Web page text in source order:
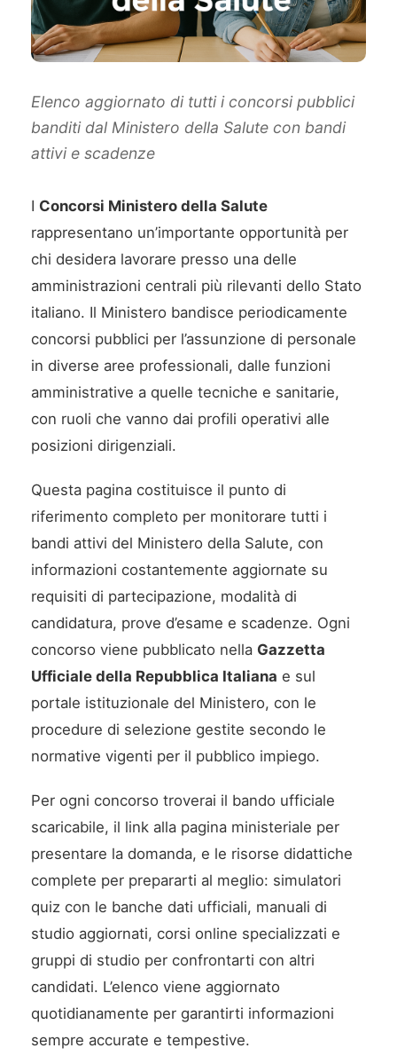
Elenco aggiornato di tutti i concorsi pubblici
banditi dal Ministero della Salute con bandi
attivi e scadenze
I Concorsi Ministero della Salute
rappresentano un’importante opportunità per
chi desidera lavorare presso una delle
amministrazioni centrali più rilevanti dello Stato
italiano. Il Ministero bandisce periodicamente
concorsi pubblici per l’assunzione di personale
in diverse aree professionali, dalle funzioni
amministrative a quelle tecniche e sanitarie,
con ruoli che vanno dai profili operativi alle
posizioni dirigenziali.
Questa pagina costituisce il punto di
riferimento completo per monitorare tutti i
bandi attivi del Ministero della Salute, con
informazioni costantemente aggiornate su
requisiti di partecipazione, modalità di
candidatura, prove d’esame e scadenze. Ogni
concorso viene pubblicato nella Gazzetta
Ufficiale della Repubblica Italiana e sul
portale istituzionale del Ministero, con le
procedure di selezione gestite secondo le
normative vigenti per il pubblico impiego.
Per ogni concorso troverai il bando ufficiale
scaricabile, il link alla pagina ministeriale per
presentare la domanda, e le risorse didattiche
complete per prepararti al meglio: simulatori
quiz con le banche dati ufficiali, manuali di
studio aggiornati, corsi online specializzati e
gruppi di studio per confrontarti con altri
candidati. L’elenco viene aggiornato
quotidianamente per garantirti informazioni
sempre accurate e tempestive.